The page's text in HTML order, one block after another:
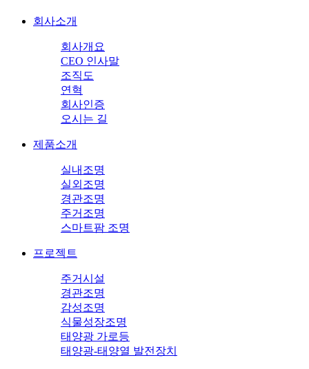
회사소개
회사개요
CEO 인사말
조직도
연혁
회사인증
오시는 길
제품소개
실내조명
실외조명
경관조명
주거조명
스마트팜 조명
프로젝트
주거시설
경관조명
감성조명
식물성장조명
태양광 가로등
태양광-태양열 발전장치